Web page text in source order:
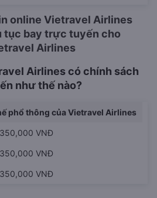
online Vietravel Airlines
tục bay trực tuyến cho
Airlines
Airlines có chính sách
như thế nào?
phổ thông của Vietravel Airlines
VNĐ
VNĐ
VNĐ